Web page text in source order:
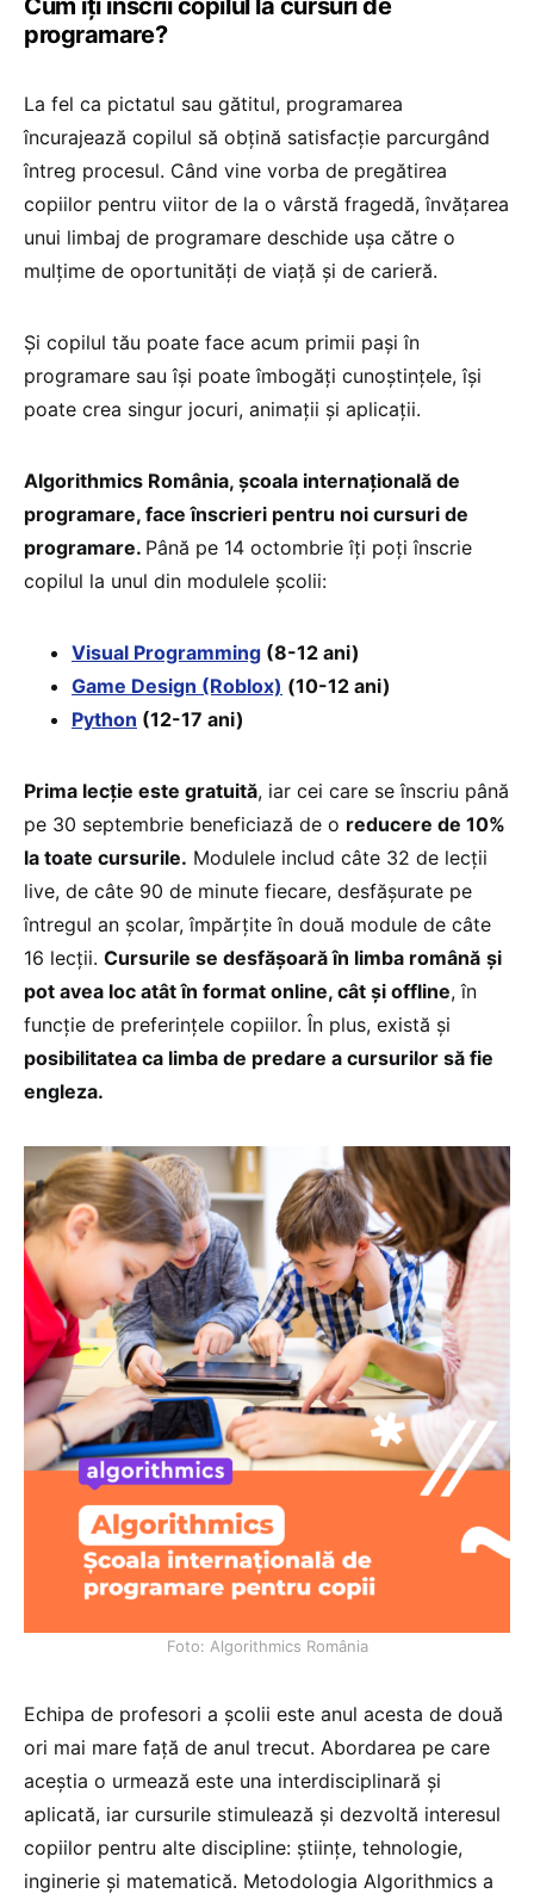
Cum îți înscrii copilul la cursuri de
programare?
La fel ca pictatul sau gătitul, programarea
încurajează copilul să obțină satisfacție parcurgând
întreg procesul. Când vine vorba de pregătirea
copiilor pentru viitor de la o vârstă fragedă, învățarea
unui limbaj de programare deschide ușa către o
mulțime de oportunități de viață și de carieră.
Și copilul tău poate face acum primii pași în
programare sau își poate îmbogăți cunoștințele, își
poate crea singur jocuri, animații și aplicații.
Algorithmics România, școala internațională de
programare, face înscrieri pentru noi cursuri de
programare. Până pe 14 octombrie îți poți înscrie
copilul la unul din modulele școlii:
Visual Programming (8-12 ani)
Game Design (Roblox) (10-12 ani)
Python (12-17 ani)
Prima lecție este gratuită, iar cei care se înscriu până
pe 30 septembrie beneficiază de o reducere de 10%
la toate cursurile. Modulele includ câte 32 de lecții
live, de câte 90 de minute fiecare, desfășurate pe
întregul an școlar, împărțite în două module de câte
16 lecții. Cursurile se desfășoară în limba română și
pot avea loc atât în format online, cât și offline, în
funcție de preferințele copiilor. În plus, există și
posibilitatea ca limba de predare a cursurilor să fie
engleza.
Foto: Algorithmics România
Echipa de profesori a școlii este anul acesta de două
ori mai mare față de anul trecut. Abordarea pe care
aceștia o urmează este una interdisciplinară și
aplicată, iar cursurile stimulează și dezvoltă interesul
copiilor pentru alte discipline: științe, tehnologie,
inginerie și matematică. Metodologia Algorithmics a